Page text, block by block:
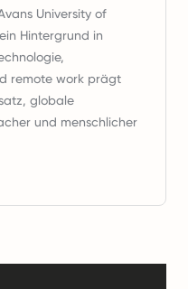
University of
Hintergrund in
remote work prägt
globale
und menschlicher